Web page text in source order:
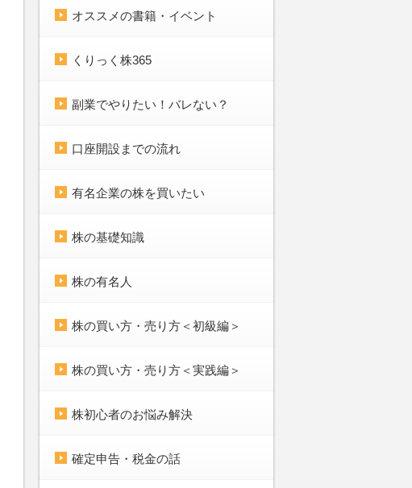
オススメの書籍・イベント
くりっく株365
副業でやりたい！バレない？
口座開設までの流れ
有名企業の株を買いたい
株の基礎知識
株の有名人
株の買い方・売り方＜初級編＞
株の買い方・売り方＜実践編＞
株初心者のお悩み解決
確定申告・税金の話